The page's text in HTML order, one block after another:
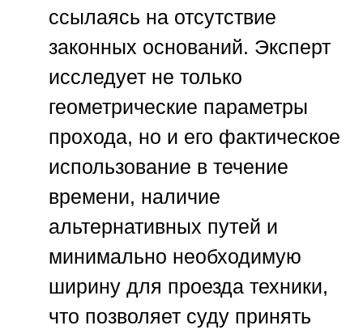
ссылаясь на отсутствие
законных оснований. Эксперт
исследует не только
геометрические параметры
прохода, но и его фактическое
использование в течение
времени, наличие
альтернативных путей и
минимально необходимую
ширину для проезда техники,
что позволяет суду принять